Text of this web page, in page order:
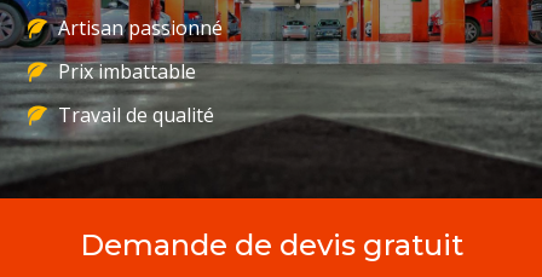
Artisan passionné
Prix imbattable
Travail de qualité
Demande de devis gratuit